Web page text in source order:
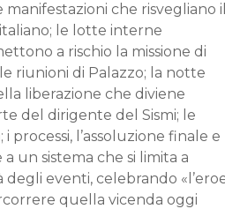
manifestazioni che risvegliano
le lotte interne
a rischio la missione di
riunioni di Palazzo; la notte
liberazione che diviene
del dirigente del Sismi; le
processi, l’assoluzione finale e
un sistema che si limita a
degli eventi, celebrando
quella vicenda oggi